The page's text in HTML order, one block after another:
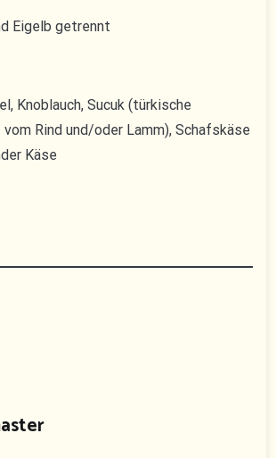
Eigelb getrennt
Knoblauch, Sucuk (türkische
Rind und/oder Lamm), Schafskäse
Käse